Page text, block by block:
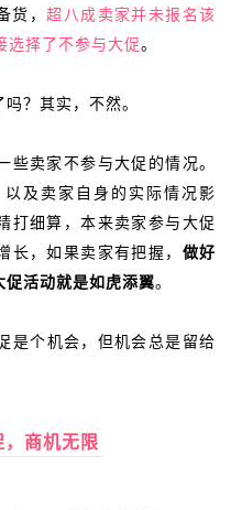
货，超八成卖家并未报名该
选择了不参与大促。
？其实，不然。
卖家不参与大促的情况。
及卖家自身的实际情况影
打细算，本来卖家参与大促
长，如果卖家有把握， 做好
促活动就是如虎添翼。
是个机会，但机会总是留给
，商机无限